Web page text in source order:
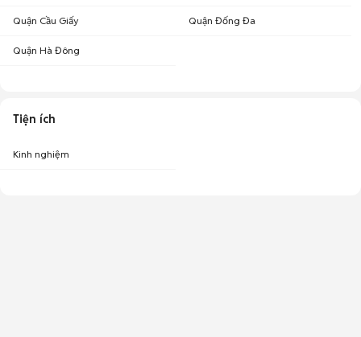
Quận Cầu Giấy Quận Đống Đa
Quận Hà Đông
Tiện ích
Kinh nghiệm